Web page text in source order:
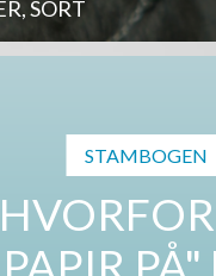
SORT
STAMBOGEN
PAPIR